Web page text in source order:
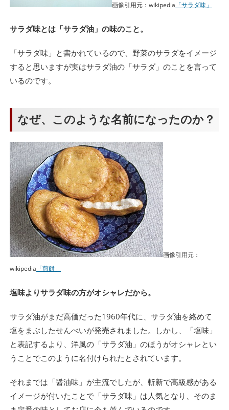
画像引用元：wikipedia 「サラダ味」
サラダ味とは「サラダ油」の味のこと。
「サラダ味」と書かれているので、野菜のサラダをイメージ
すると思いますが実はサラダ油の「サラダ」のことを言って
いるのです。
なぜ、このような名前になったのか？
画像引用元：
wikipedia 「煎餅」
塩味よりサラダ味の方がオシャレだから。
サラダ油がまだ高価だった1960年代に、サラダ油を絡めて
塩をまぶしたせんべいが発売されました。しかし、「塩味」
と表記するより、洋風の「サラダ油」のほうがオシャレとい
うことでこのように名付けられたとされています。
それまでは「醤油味」が主流でしたが、斬新で高級感がある
イメージが付いたことで「サラダ味」は人気となり、そのま